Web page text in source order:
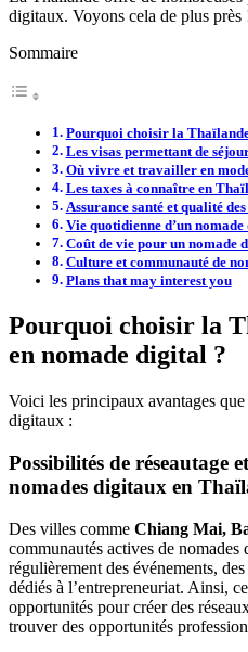
digitaux. Voyons cela de plus près
Sommaire
Pourquoi choisir la
Les visas permettant de
Où vivre et travailler en
Les taxes à connaître en
Assurance santé et qualité des
Vie quotidienne d’un
Coût de vie pour un nomade
Culture et communauté de
Plans that may interest you
Pourquoi choisir la
en nomade digital ?
Voici les principaux avantages
digitaux :
Possibilités de réseautage
nomades digitaux en
Des villes comme Chiang Mai,
communautés actives de
régulièrement des événements,
dédiés à l’entrepreneuriat. Ainsi,
opportunités pour créer des
trouver des opportunités